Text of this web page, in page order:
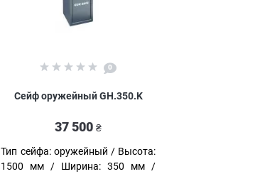
0
Сейф оружейный GH.350.K
37 500₴
Тип сейфа: оружейный
Высота:
1500 мм
Ширина: 350 мм